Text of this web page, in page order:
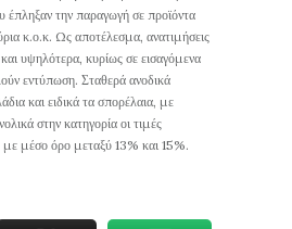
έπληξαν την παραγωγή σε προϊόντα
κ.ο.κ. Ως αποτέλεσμα, ανατιμήσεις
υψηλότερα, κυρίως σε εισαγόμενα
εντύπωση. Σταθερά ανοδικά
και ειδικά τα σπορέλαια, με
στην κατηγορία οι τιμές
με μέσο όρο μεταξύ 13% και 15%.